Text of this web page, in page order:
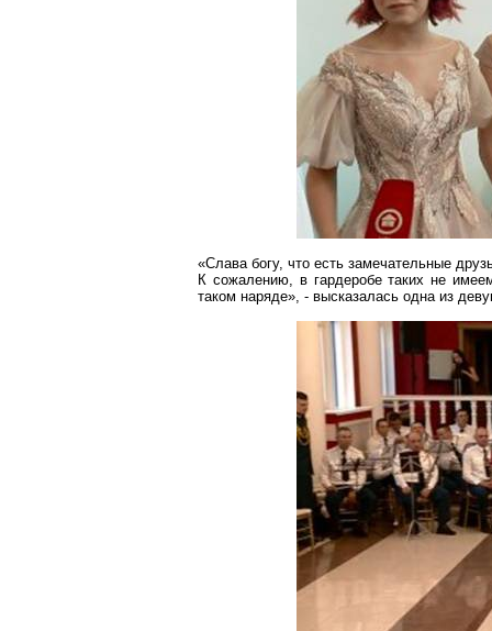
«Слава богу, что есть замечательные
К сожалению, в гардеробе таких не
таком наряде», - высказалась одна из